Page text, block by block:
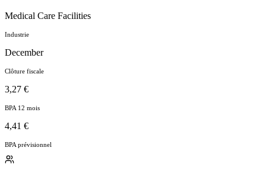
Medical Care Facilities
Industrie
December
Clôture fiscale
3,27 €
BPA 12 mois
4,41 €
BPA prévisionnel